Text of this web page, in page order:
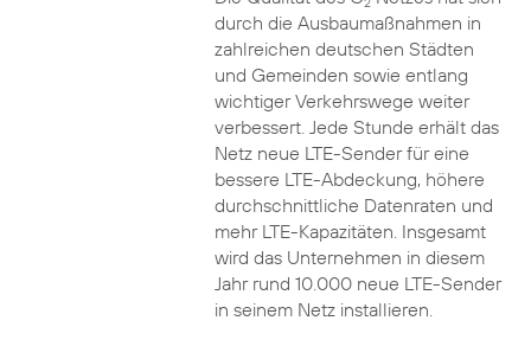
durch die Ausbaumaßnahmen in
zahlreichen deutschen Städten
und Gemeinden sowie entlang
wichtiger Verkehrswege weiter
verbessert. Jede Stunde erhält das
Netz neue LTE-Sender für eine
bessere LTE-Abdeckung, höhere
durchschnittliche Datenraten und
mehr LTE-Kapazitäten. Insgesamt
wird das Unternehmen in diesem
Jahr rund 10.000 neue LTE-Sender
in seinem Netz installieren.